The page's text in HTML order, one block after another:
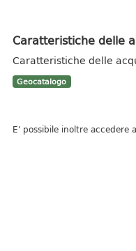
Caratteristiche delle
Caratteristiche delle
Geocatalogo
E' possibile inoltre accedere